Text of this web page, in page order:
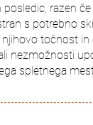
razen
s potrebno
točnost
nezmožnosti
spletnega